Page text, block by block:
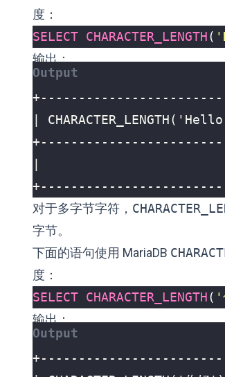
度：
SELECT CHARACTER_LENGTH(
输出：
对于多字节字符，
字节。
下面的语句使用 MariaDB
度：
SELECT CHARACTER_LENGTH( '
输出：